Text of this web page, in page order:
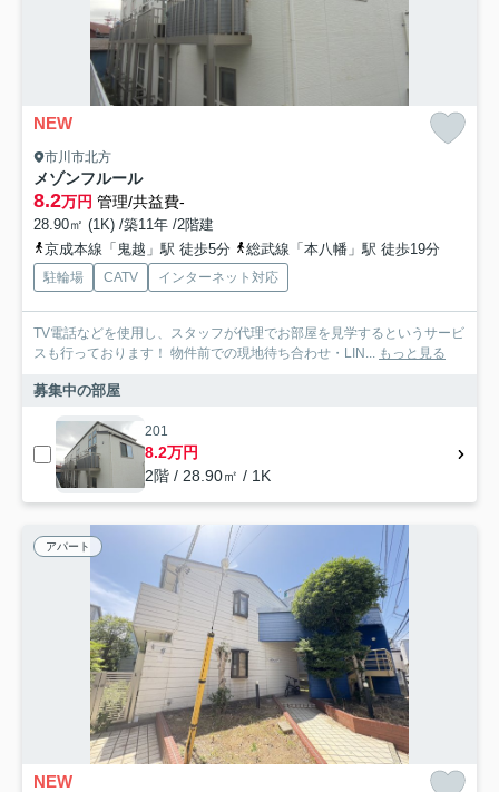
NEW
市川市北方
メゾンフルール
8.2万円 管理/共益費-
28.90㎡ (1K) /築11年 /2階建
京成本線「鬼越」駅 徒歩5分
総武線「本八幡」駅 徒歩19分
駐輪場 CATV インターネット対応
TV電話などを使用し、スタッフが代理でお部屋を見学するというサービ
スも行っております！ 物件前での現地待ち合わせ・LIN... もっと見る
募集中の部屋
201
8.2万円
2階 / 28.90㎡ / 1K
アパート
NEW